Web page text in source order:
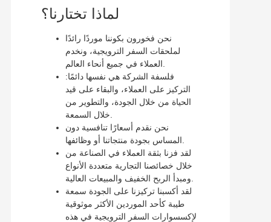
لماذا تختارنا؟
نحن فخورون بكوننا موردًا رائدًا
لملحقات السفر الترويجية، ونخدم
فلسفة الشركة هي نفسها دائمًا:
التركيز على العملاء، والبقاء على قيد
الحياة من خلال الجودة، والتطوير من
نحن نقدم أسعارًا تنافسية دون
لقد فزنا بثقة العملاء في الصناعة من
خلال خصائصنا التجارية متعددة الأنواع
لقد أكسبنا تركيزنا على الجودة سمعة
طيبة كأحد الموردين الأكثر موثوقية
لإكسسوارات السفر الترويجية في هذه